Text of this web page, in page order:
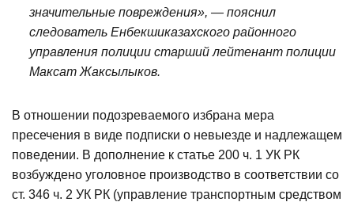
значительные повреждения», — пояснил
следователь Енбекшиказахского районного
управления полиции старший лейтенант полиции
Максат Жаксылыков.
В отношении подозреваемого избрана мера
пресечения в виде подписки о невыезде и надлежащем
поведении. В дополнение к статье 200 ч. 1 УК РК
возбуждено уголовное производство в соответствии со
ст. 346 ч. 2 УК РК (управление транспортным средством